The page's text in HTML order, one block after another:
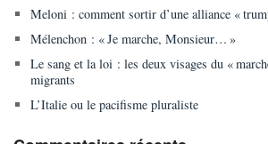
Meloni : comment sortir d’une alliance «
Mélenchon : « Je marche, Monsieur… »
Le sang et la loi : les deux visages du «
migrants
L’Italie ou le pacifisme pluraliste